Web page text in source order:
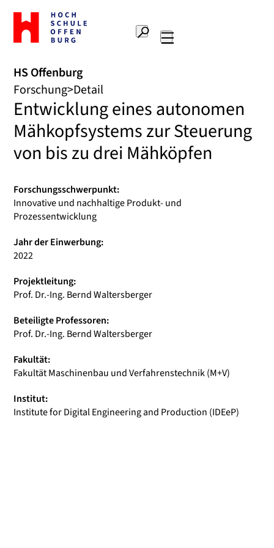
Zur
Startseite
Hochschule
Suche
HS Offenburg
Forschung Detail
Entwicklung eines autonomen
Mähkopfsystems zur Steuerung
von bis zu drei Mähköpfen
Forschungsschwerpunkt:
Innovative und nachhaltige Produkt- und
Prozessentwicklung
Jahr der Einwerbung:
2022
Projektleitung:
Prof. Dr.-Ing. Bernd Waltersberger
Beteiligte Professoren:
Prof. Dr.-Ing. Bernd Waltersberger
Fakultät:
Fakultät Maschinenbau und Verfahrenstechnik (M+V)
Institut:
Institute for Digital Engineering and Production (IDEeP)